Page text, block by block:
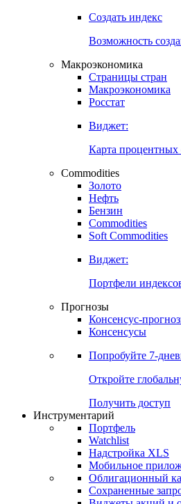
Создать индекс
Возможность
Макроэкономика
Страницы стран
Макроэкономика
Росстат
Виджет:
Карта процентных
Commodities
Золото
Нефть
Бензин
Commodities
Soft Commodities
Виджет:
Портфели
Прогнозы
Консенсус-
Консенсусы
Попробуйте 7-
Откройте
Получить доступ
Инструментарий
Портфель
Watchlist
Надстройка XLS
Мобильное
Облигационный
Сохраненные